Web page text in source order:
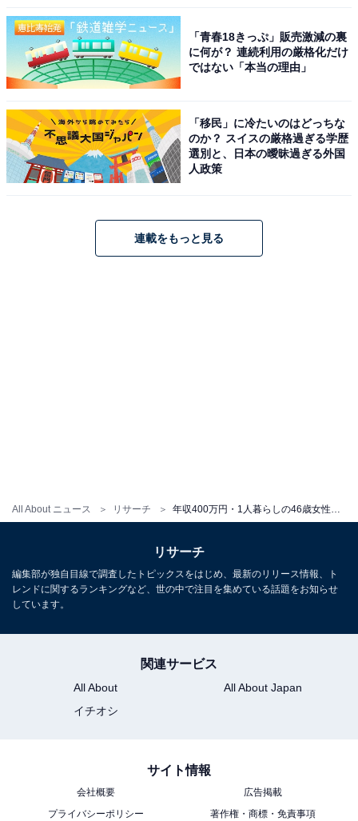
All About ニュース リサーチ
・
「物価高や収入減で貯金まで手が回らない……」世帯年
収390万円・4人家族のリアルな収支内訳を聞いた
・
「リアルな収支内訳」と「やりくりのポイント」は？
・
世帯年収500万円・横浜市在住の5人家族「子どもには国
「青春18きっぷ」販売激減の裏
に何が？ 連続利用の厳格化だけ
ではない「本当の理由」
「移民」に冷たいのはどっちな
のか？ スイスの厳格過ぎる学歴
選別と、日本の曖昧過ぎる外国
人政策
連載をもっと見る
リサーチ
編集部が独自目線で調査したトピックスをはじめ、最新のリリース情報、ト
レンドに関するランキングなど、世の中で注目を集めている話題をお知らせ
しています。
関連サービス
All About
All About Japan
イチオシ
サイト情報
会社概要
広告掲載
プライバシーポリシー
著作権・商標・免責事項